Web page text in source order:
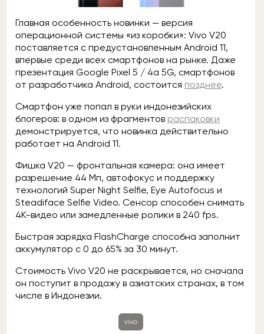
Главная особенность новинки — версия
операционной системы «из коробки»: Vivo V20
поставляется с предустановленным Android 11,
впервые среди всех смартфонов на рынке. Даже
презентация Google Pixel 5 / 4a 5G, смартфонов
от разработчика Android, состоится позднее.
Смартфон уже попал в руки индонезийских
блогеров: в одном из фрагментов распаковки
демонстрируется, что новинка действительно
работает на Android 11.
Фишка V20 — фронтальная камера: она имеет
разрешение 44 Мп, автофокус и поддержку
технологий Super Night Selfie, Eye Autofocus и
Steadiface Selfie Video. Сенсор способен снимать
4К-видео или замедленные ролики в 240 fps.
Быстрая зарядка FlashCharge способна заполнит
аккумулятор с 0 до 65% за 30 минут.
Стоимость Vivo V20 не раскрывается, но сначала
он поступит в продажу в азиатских странах, в том
числе в Индонезии.
vivo